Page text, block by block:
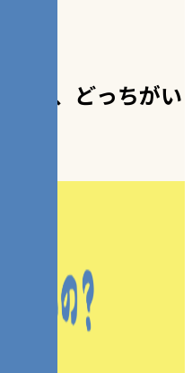
信、どっちがい